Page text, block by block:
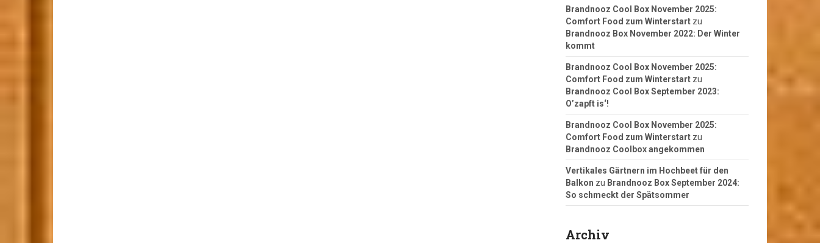
Brandnooz Cool Box November 2025:
Comfort Food zum Winterstart zu
Brandnooz Box November 2022: Der Winter
kommt
Brandnooz Cool Box November 2025:
Comfort Food zum Winterstart zu
Brandnooz Cool Box September 2023:
O’zapft is‘!
Brandnooz Cool Box November 2025:
Comfort Food zum Winterstart zu
Brandnooz Coolbox angekommen
Vertikales Gärtnern im Hochbeet für den
Balkon zu Brandnooz Box September 2024:
So schmeckt der Spätsommer
Archiv